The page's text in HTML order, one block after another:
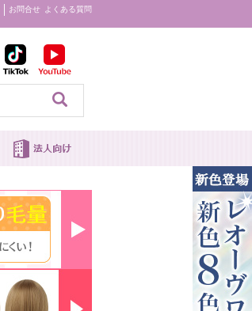
お問合せ よくある質問